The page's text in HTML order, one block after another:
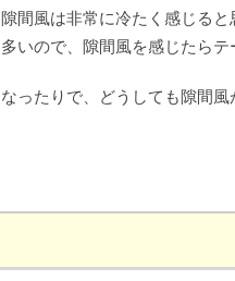
間風は非常に冷たく感じると
いので、隙間風を感じたらテ
ったりで、どうしても隙間